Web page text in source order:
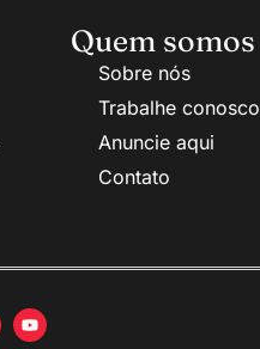
Quem somos
Sobre nós
Trabalhe conosco
Anuncie aqui
Contato